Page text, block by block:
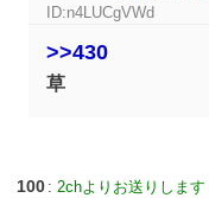
ID:n4LUCgVWd
>>430
草
100 :2chよりお送りします